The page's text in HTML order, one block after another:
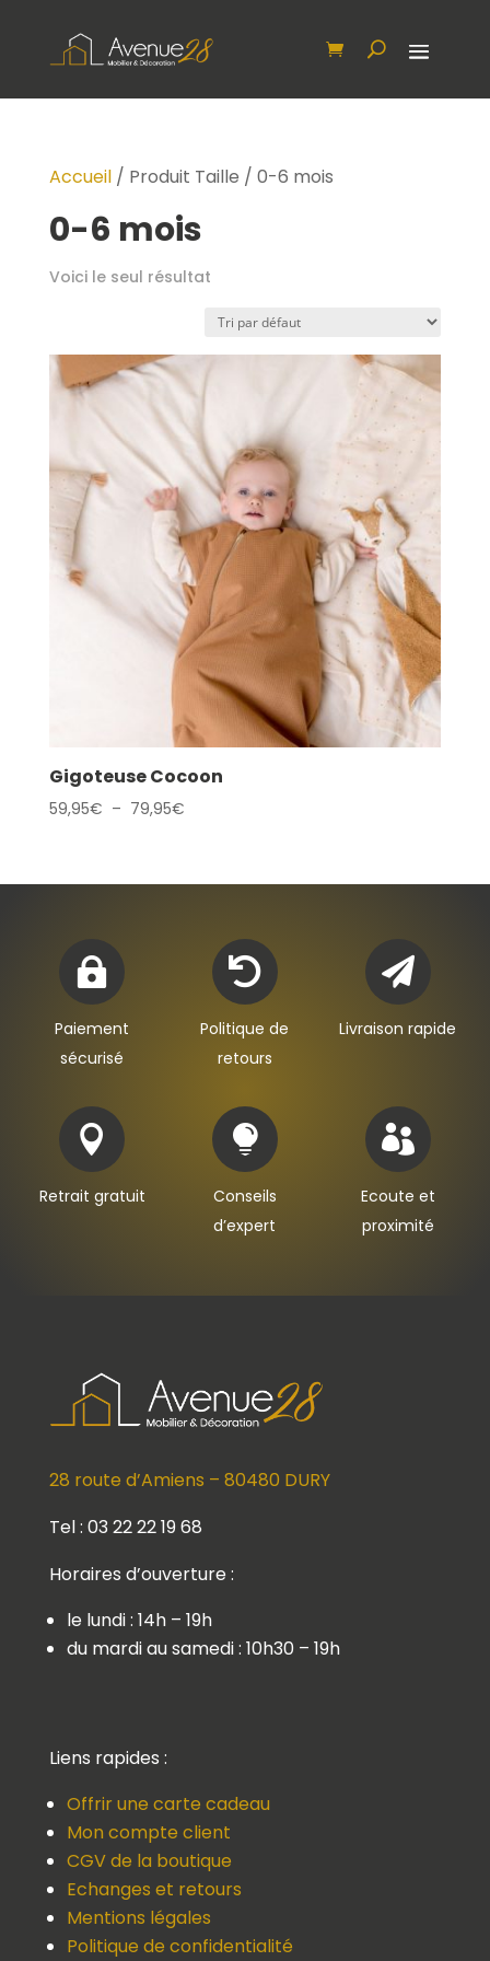
Accueil/ Produit Taille / 0-6 mois
0-6 mois
Voici le seul résultat
Gigoteuse Cocoon
59,95€ – 79,95€Plage
59,95€

Paiement
sécurisé

Politique de
retours

Livraison rapide

Retrait gratuit

Conseils
d’expert

Ecoute et
proximité
28 route d’Amiens – 80480 DURY
Tel : 03 22 22 19 68
Horaires d’ouverture :
le lundi : 14h – 19h
du mardi au samedi : 10h30 – 19h
Liens rapides :
Offrir une carte cadeau
Mon compte client
CGV de la boutique
Echanges et retours
Mentions légales
Politique de confidentialité